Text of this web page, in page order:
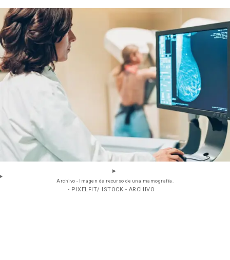
Archivo - Imagen de recurso de una mamografía.
- PIXELFIT/ ISTOCK - ARCHIVO